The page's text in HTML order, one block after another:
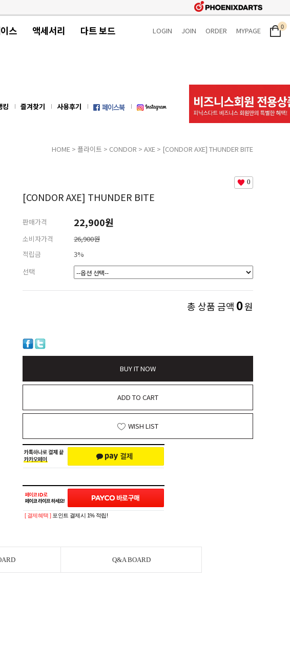
스 액세서리 다트 보드 LOGIN JOIN ORDER MYPAGE 0
킹 즐겨찾기 사용후기
HOME > 플라이트 > CONDOR > AXE > [CONDOR AXE] THUNDER BITE
0
[CONDOR AXE] THUNDER BITE
판매가격 22,900원
소비자가격
26,900원
적립금
3%
선택
총 상품 금액 0원
BUY IT NOW
ADD TO CART
WISH LIST
[ 결제혜택 ] 포인트 결제시 1% 적립!
Q&A BOARD